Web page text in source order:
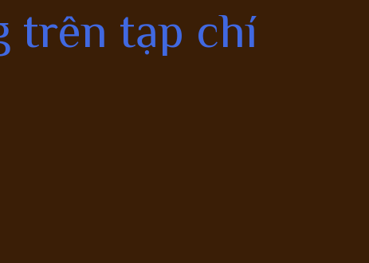
trên tạp chí